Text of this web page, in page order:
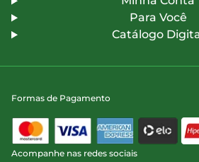
Para Você
Catálogo
Formas de Pagamento
Acompanhe nas redes sociais